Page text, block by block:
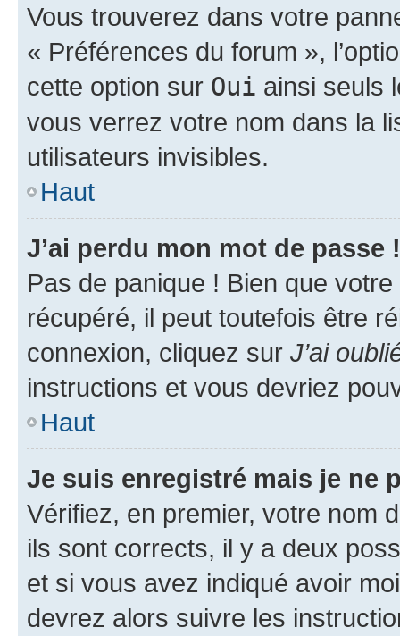
Vous trouverez dans votre
« Préférences du forum »,
cette option sur Oui ainsi seuls
vous verrez votre nom dans la
utilisateurs invisibles.
Haut
J’ai perdu mon mot de passe !
Pas de panique ! Bien que
récupéré, il peut toutefois être
connexion, cliquez sur J’ai
instructions et vous devriez
Haut
Je suis enregistré mais je ne
Vérifiez, en premier, votre nom
ils sont corrects, il y a deux
et si vous avez indiqué avoir
devrez alors suivre les